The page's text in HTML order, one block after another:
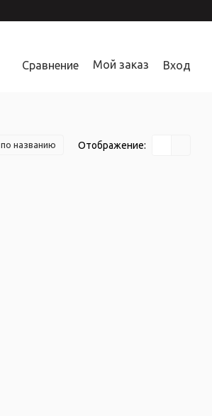
Сравнение Мой заказ Вход
по названию Отображение: